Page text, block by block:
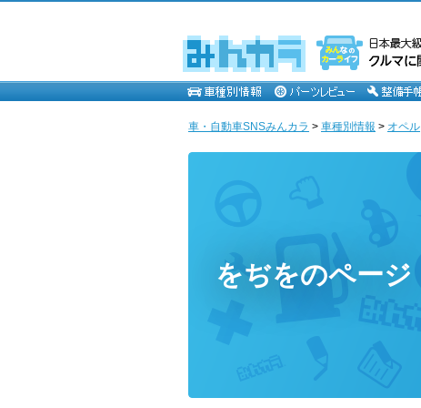
車・自動車SNSみんカラ > 車種別情報 > オペル
をぢをのページ